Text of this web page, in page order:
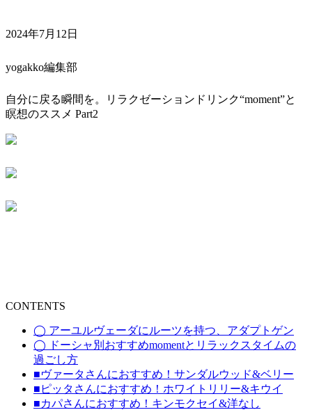
2024年7月12日
yogakko編集部
自分に戻る瞬間を。リラクゼーションドリンク“moment”と
瞑想のススメ Part2
CONTENTS
◯ アーユルヴェーダにルーツを持つ、アダプトゲン
◯ ドーシャ別おすすめmomentとリラックスタイムの
過ごし方
■ヴァータさんにおすすめ！サンダルウッド&ベリー
■ピッタさんにおすすめ！ホワイトリリー&キウイ
■カパさんにおすすめ！キンモクセイ&洋なし